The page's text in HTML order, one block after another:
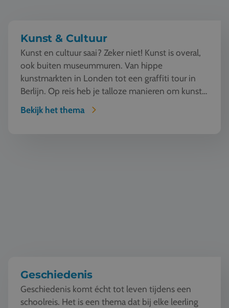
Kunst & Cultuur
Kunst en cultuur saai? Zeker niet! Kunst is overal,
ook buiten museummuren. Van hippe
kunstmarkten in Londen tot een graffiti tour in
Berlijn. Op reis heb je talloze manieren om kunst
te beleven en...
Bekijk het thema
Geschiedenis
Geschiedenis komt écht tot leven tijdens een
schoolreis. Het is een thema dat bij elke leerling